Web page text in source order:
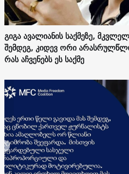
გიგა ავალიანის საქმეზე,
შემდეგ, კიდევ ორი
რას აჩვენებს ეს საქმე